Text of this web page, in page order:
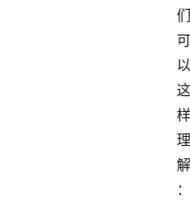
们
可
以
这
样
理
解
：